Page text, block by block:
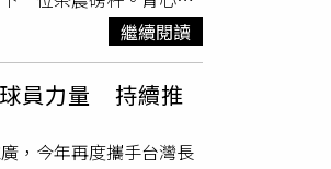
。
保費、0至3歲幼兒每月
壓力。吳宗憲表示，
球化的時代讓宜蘭更
份託付，我都只有感
，用行動爭取更多認
想，請支持我。謝謝大
，他笑著說「青心柑
。他說目前自家茶園連
普遍種植的青心柑仔，
是北台灣特有的地方
特色為茸毛多、根系
繼續閱讀
球員力量 持續推
，今年再度攜手台灣長